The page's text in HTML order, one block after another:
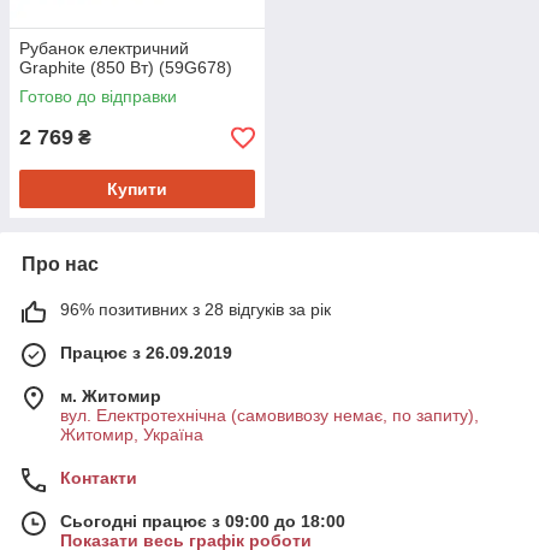
Рубанок електричний
Graphite (850 Вт) (59G678)
Готово до відправки
2 769 ₴
Купити
Про нас
96% позитивних з 28 відгуків за рік
Працює з 26.09.2019
м. Житомир
вул. Електротехнічна (самовивозу немає, по запиту),
Житомир, Україна
Контакти
Сьогодні працює з 09:00 до 18:00
Показати весь графік роботи